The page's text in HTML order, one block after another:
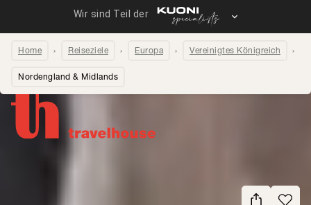
Home Reiseziele Europa Vereinigtes Königreich
Nordengland & Midlands